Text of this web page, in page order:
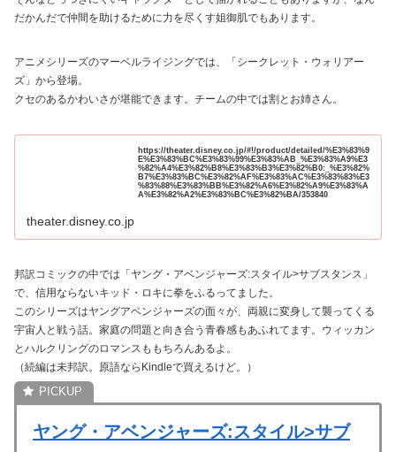
だかんだで仲間を助けるために力を尽くす姐御肌でもあります。
アニメシリーズのマーベルライジングでは、「シークレット・ウォリアー
ズ」から登場。
クセのあるかわいさが堪能できます。チームの中では割とお姉さん。
https://theater.disney.co.jp/#!/product/detailed/%E3%83%9
E%E3%83%BC%E3%83%99%E3%83%AB_%E3%83%A9%E3
%82%A4%E3%82%B8%E3%83%B3%E3%82%B0:_%E3%82%
B7%E3%83%BC%E3%82%AF%E3%83%AC%E3%83%83%E3
%83%88%E3%83%BB%E3%82%A6%E3%82%A9%E3%83%A
A%E3%82%A2%E3%83%BC%E3%82%BA/353840
theater.disney.co.jp
邦訳コミックの中では「ヤング・アベンジャーズ:スタイル>サブスタンス」
で、信用ならないキッド・ロキに拳をふるってました。
このシリーズはヤングアベンジャーズの面々が、両親に変身して襲ってくる
宇宙人と戦う話。家庭の問題と向き合う青春感もあふれてます。ウィッカン
とハルクリングのロマンスももちろんあるよ。
（続編は未邦訳。原語ならKindleで買えるけど。）
ヤング・アベンジャーズ:スタイル>サブ